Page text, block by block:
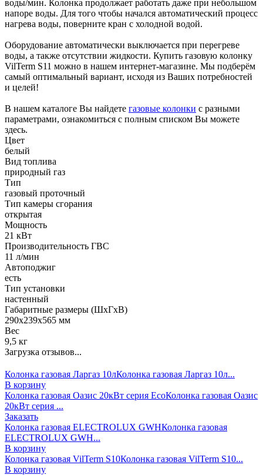
воды/мин. Колонка продолжает работать даже при небольшом
напоре воды. Для того чтобы начался автоматический процесс
нагрева воды, поверните кран с холодной водой.
Оборудование автоматически выключается при перегреве
воды, а также отсутствии жидкости. Купить газовую колонку
VilTerm S11 можно в нашем интернет-магазине. Мы подберём
самый оптимальный вариант, исходя из Ваших потребностей
и целей!
В нашем каталоге Вы найдете газовые колонки с разными
параметрами, ознакомиться с полным списком Вы можете
здесь.
Цвет
белый
Вид топлива
природный газ
Тип
газовый проточный
Тип камеры сгорания
открытая
Мощность
21 кВт
Производительность ГВС
11 л/мин
Автоподжиг
есть
Тип установки
настенный
Габаритные размеры (ШхГхВ)
290х239x565 мм
Вес
9,5 кг
Загрузка отзывов...
Колонка газовая Ларгаз 10лКолонка газовая Ларгаз 10л...
В корзину
Колонка газовая Оазис 20кВт серия ЕсоКолонка газовая Оазис
20кВт серия ...
Заказать
Колонка газовая ELECTROLUX GWHКолонка газовая
ELECTROLUX GWH...
В корзину
Колонка газовая VilTerm S10Колонка газовая VilTerm S10...
В корзину